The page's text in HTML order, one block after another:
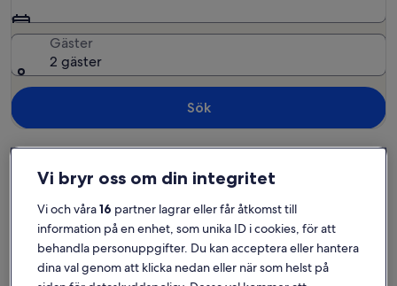
Gäster
2 gäster
Sök
Välj ut ett privat semesterboende inom nära räckhåll från Karlstrup
Kalkgrav. Våra semesterboenden kan erbjuda de bästa
bekvämligheterna för dig och familjen eller ditt husdjur, såsom
Vi bryr oss om din integritet
Vi och våra16 partner lagrar eller får åtkomst till
information på en enhet, som unika ID i cookies, för att
behandla personuppgifter. Du kan acceptera eller hantera
dina val genom att klicka nedan eller när som helst på